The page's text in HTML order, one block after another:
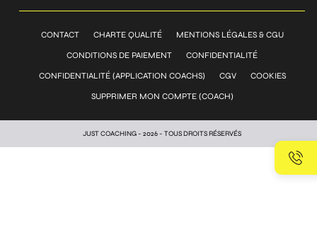
CONTACT CHARTE QUALITÉ MENTIONS LÉGALES & CGU
CONDITIONS DE PAIEMENT CONFIDENTIALITÉ
CONFIDENTIALITÉ (APPLICATION COACHS) CGV COOKIES
SUPPRIMER MON COMPTE (COACH)
JUST COACHING - 2026 - TOUS DROITS RÉSERVÉS